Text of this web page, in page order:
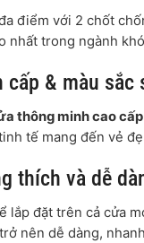
điểm với 2 chốt
nhất trong ngành
cấp & màu sắc
thông minh cao
tế mang đến vẻ
thích và dễ
lắp đặt trên cả cửa
trở nên dễ dàng,